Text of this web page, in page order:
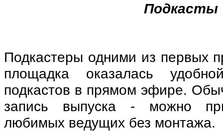
Подкасты
Подкастеры одними из первых
площадка оказалась
подкастов в прямом эфире.
запись выпуска - можно
любимых ведущих без монтажа.